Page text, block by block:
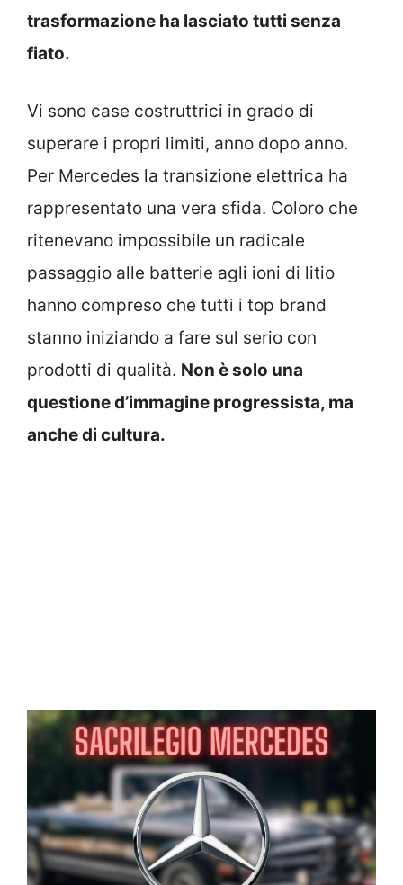
trasformazione ha lasciato tutti senza
fiato.
Vi sono case costruttrici in grado di
superare i propri limiti, anno dopo anno.
Per Mercedes la transizione elettrica ha
rappresentato una vera sfida. Coloro che
ritenevano impossibile un radicale
passaggio alle batterie agli ioni di litio
hanno compreso che tutti i top brand
stanno iniziando a fare sul serio con
prodotti di qualità. Non è solo una
questione d’immagine progressista, ma
anche di cultura.